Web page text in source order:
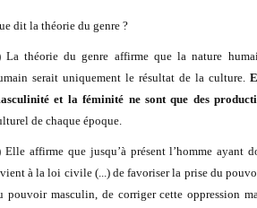
dit la théorie du genre ?
La théorie du genre affirme que la nature
serait uniquement le résultat de la culture.
et la féminité ne sont que des
de chaque époque.
Elle affirme que jusqu’à présent l’homme ayant
à la loi civile (...) de favoriser la prise du
pouvoir masculin, de corriger cette oppression